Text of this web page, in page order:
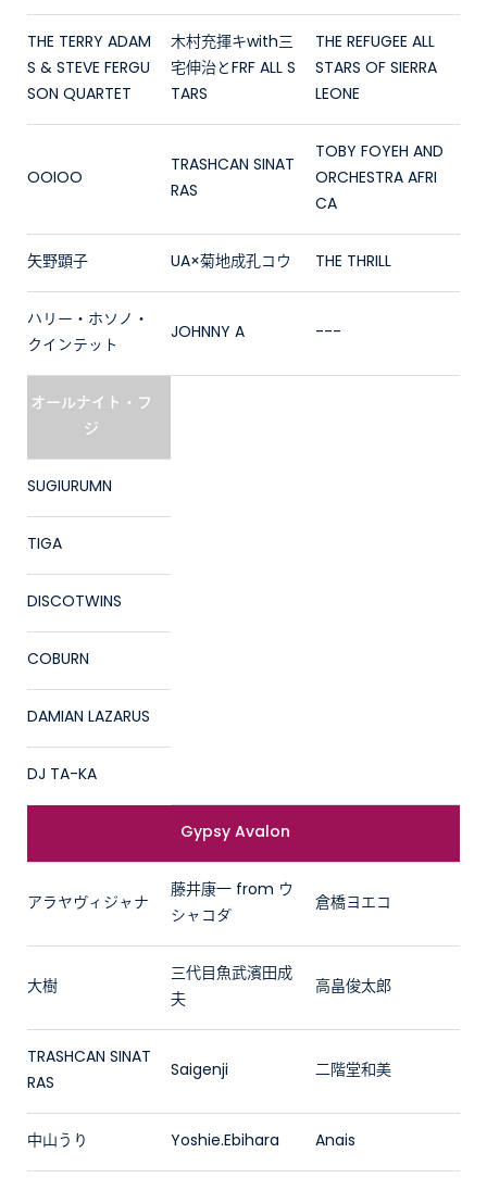
THE TERRY ADAM
S & STEVE FERGU
SON QUARTET
木村充揮キwith三
宅伸治とFRF ALL S
TARS
THE REFUGEE ALL
STARS OF SIERRA
LEONE
OOIOO
TRASHCAN SINAT
RAS
TOBY FOYEH AND
ORCHESTRA AFRI
CA
矢野顕子 UA×菊地成孔コウ THE THRILL
ハリー・ホソノ・
クインテット
JOHNNY A ---
オールナイト・フ
ジ
SUGIURUMN
TIGA
DISCOTWINS
COBURN
DAMIAN LAZARUS
DJ TA-KA
Gypsy Avalon
アラヤヴィジャナ
藤井康一 from ウ
シャコダ
倉橋ヨエコ
大樹
三代目魚武濱田成
夫
高畠俊太郎
TRASHCAN SINAT
RAS
Saigenji 二階堂和美
中山うり Yoshie.Ebihara Anais